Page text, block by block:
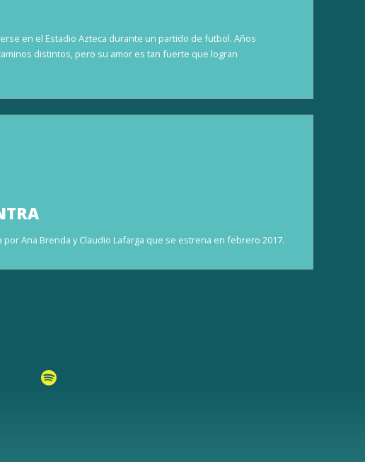
en el Estadio Azteca durante un partido de futbol. Años
distintos, pero su amor es tan fuerte que logran
Ana Brenda y Claudio Lafarga que se estrena en febrero 2017.